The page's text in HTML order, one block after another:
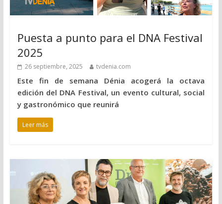
Puesta a punto para el DNA Festival
2025
26 septiembre, 2025 tvdenia.com
Este fin de semana Dénia acogerá la octava
edición del DNA Festival, un evento cultural, social
y gastronómico que reunirá
Leer más